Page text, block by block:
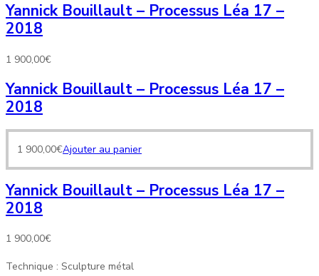
Yannick Bouillault – Processus Léa 17 –
2018
1 900,00€
Yannick Bouillault – Processus Léa 17 –
2018
1 900,00€Ajouter au panier
Yannick Bouillault – Processus Léa 17 –
2018
1 900,00€
Technique : Sculpture métal